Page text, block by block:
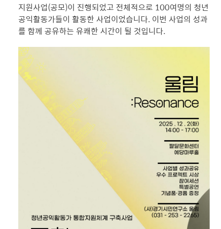
지원사업(공모)이 진행되었고 전체적으로 100여명의 청년
공익활동가들이 활동한 사업이었습니다. 이번 사업의 성과
를 함께 공유하는 유쾌한 시간이 될 것입니다.